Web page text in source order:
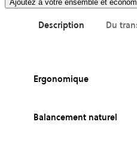
Ajoutez à votre ensemble et
Description Du
Ergonomique
Balancement naturel